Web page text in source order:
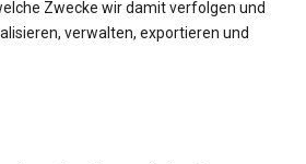
Zwecke wir damit verfolgen und
verwalten, exportieren und